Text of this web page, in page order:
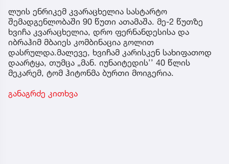
ლუის ენრიკემ კვარაცხელია სასტარტო
შემადგენლობაში 90 წუთი ათამაშა. მე-2 წუთზე
ხვიჩა კვარაცხელია, დრო ფერნანდესისა და
იბრაჰიმ მბაიეს კომბინაცია გოლით
დასრულდა.მალევე, ხვიჩამ კარისკენ სახიფათოდ
დაარტყა, თუმცა „მან. იუნაიტედის’’ 40 წლის
მეკარემ, ტომ ჰიტონმა ბურთი მოიგერია.
განაგრძე კითხვა